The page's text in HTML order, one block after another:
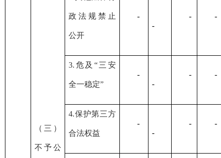
（三）
不予公
政法规禁止
公开
-
-
- -
3.危及“三安
全一稳定”
-
-
- -
4.保护第三方
合法权益
-
-
- -